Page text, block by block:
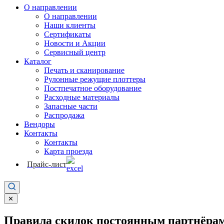
О направлении
О направлении
Наши клиенты
Сертификаты
Новости и Акции
Сервисный центр
Каталог
Печать и сканирование
Рулонные режущие плоттеры
Постпечатное оборудование
Расходные материалы
Запасные части
Распродажа
Вендоры
Контакты
Контакты
Карта проезда
Прайс-лист
✕
Правила скидок постоянным